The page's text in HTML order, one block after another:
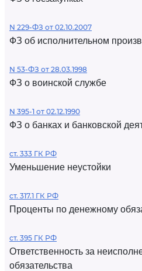
N 229-ФЗ от 02.10.2007
ФЗ об исполнительном
N 53-ФЗ от 28.03.1998
ФЗ о воинской службе
N 395-1 от 02.12.1990
ФЗ о банках и банковской
ст. 333 ГК РФ
Уменьшение неустойки
ст. 317.1 ГК РФ
Проценты по денежному
ст. 395 ГК РФ
Ответственность за
обязательства